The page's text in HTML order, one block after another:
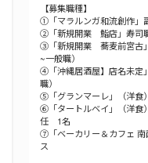
【募集職種】
①「マラルンガ和流創作」
②「新規開業 鮨店」寿司
③「新規開業 蕎麦前宮古
~一般職）
④「沖縄居酒屋】店名未定
職）
⑤「グランマーレ」（洋
⑥「タートルベイ」（洋
任 1名
⑦「ベーカリー＆カフェ 南
ス